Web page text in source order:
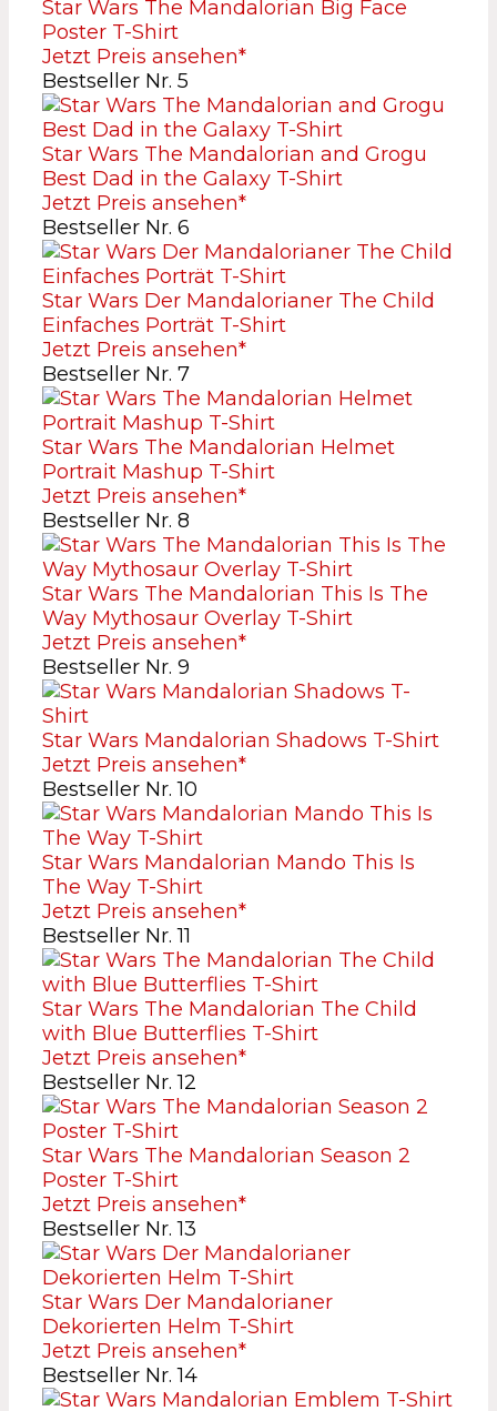
Star Wars The Mandalorian Big Face
Poster T-Shirt
Jetzt Preis ansehen*
Bestseller Nr. 5
Star Wars The Mandalorian and Grogu
Best Dad in the Galaxy T-Shirt
Jetzt Preis ansehen*
Bestseller Nr. 6
Star Wars Der Mandalorianer The Child
Einfaches Porträt T-Shirt
Jetzt Preis ansehen*
Bestseller Nr. 7
Star Wars The Mandalorian Helmet
Portrait Mashup T-Shirt
Jetzt Preis ansehen*
Bestseller Nr. 8
Star Wars The Mandalorian This Is The
Way Mythosaur Overlay T-Shirt
Jetzt Preis ansehen*
Bestseller Nr. 9
Star Wars Mandalorian Shadows T-Shirt
Jetzt Preis ansehen*
Bestseller Nr. 10
Star Wars Mandalorian Mando This Is
The Way T-Shirt
Jetzt Preis ansehen*
Bestseller Nr. 11
Star Wars The Mandalorian The Child
with Blue Butterflies T-Shirt
Jetzt Preis ansehen*
Bestseller Nr. 12
Star Wars The Mandalorian Season 2
Poster T-Shirt
Jetzt Preis ansehen*
Bestseller Nr. 13
Star Wars Der Mandalorianer
Dekorierten Helm T-Shirt
Jetzt Preis ansehen*
Bestseller Nr. 14